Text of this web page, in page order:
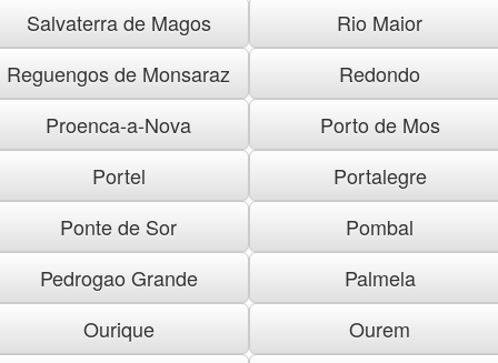
Salvaterra de Magos
Rio Maior
Reguengos de Monsaraz
Redondo
Proenca-a-Nova
Porto de Mos
Portel
Portalegre
Ponte de Sor
Pombal
Pedrogao Grande
Palmela
Ourique
Ourem